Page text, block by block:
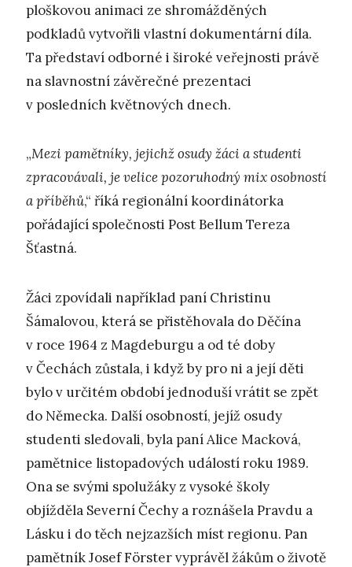
ploškovou animaci ze shromážděných
podkladů vytvořili vlastní dokumentární díla.
Ta představí odborné i široké veřejnosti právě
na slavnostní závěrečné prezentaci
v posledních květnových dnech.
„Mezi pamětníky, jejichž osudy žáci a studenti
zpracovávali, je velice pozoruhodný mix osobností
a příběhů,“ říká regionální koordinátorka
pořádající společnosti Post Bellum Tereza
Šťastná.
Žáci zpovídali například paní Christinu
Šámalovou, která se přistěhovala do Děčína
v roce 1964 z Magdeburgu a od té doby
v Čechách zůstala, i když by pro ni a její děti
bylo v určitém období jednoduší vrátit se zpět
do Německa. Další osobností, jejíž osudy
studenti sledovali, byla paní Alice Macková,
pamětnice listopadových událostí roku 1989.
Ona se svými spolužáky z vysoké školy
objížděla Severní Čechy a roznášela Pravdu a
Lásku i do těch nejzazších míst regionu. Pan
pamětník Josef Förster vyprávěl žákům o životě